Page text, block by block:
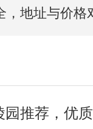
，地址与价格